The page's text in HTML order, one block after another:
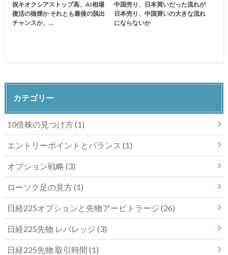
祝キオクシアストップ高、AI相場
復活の狼煙か それとも最後の脱出
チャンスか、…
中国売り、日本買いだった流れが
日本売り、中国買いの大きな流れ
にならないか
カテゴリー
10倍株の見つけ方(1)
エントリーポイントとバランス (1)
オプション戦略 (3)
ローソク足の見方(1)
日経225オプションと先物アービトラージ (26)
日経225先物 レバレッジ (3)
日経225先物 取引時間 (1)